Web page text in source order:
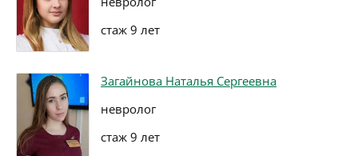
стаж 9 лет
Загайнова Наталья Сергеевна
невролог
стаж 9 лет